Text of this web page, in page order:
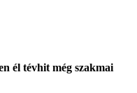
él tévhit még szakmai